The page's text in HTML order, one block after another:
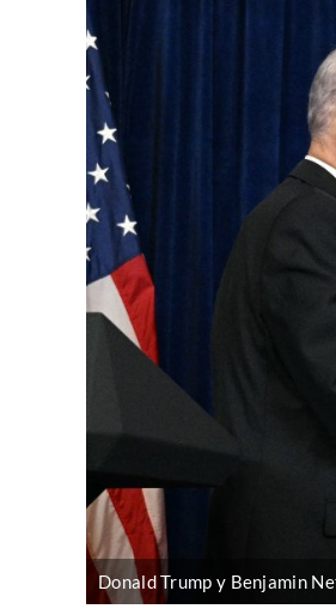
Donald Trump y Benjamin